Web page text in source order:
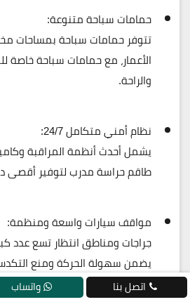
حمامات سباحة متنوعة:
تتوفر حمامات سباحة بمساحات
الأعمار، مع حمامات سباحة خاصة
والراحة.
نظام أمني متكامل 24/7:
يشمل أحدث أنظمة المراقبة
طاقم حراسة مدرب لتوفير أقصى
مواقف سيارات واسعة ومنظمة:
جراجات ومناطق انتظار تسع عدد
يضمنسهولة الحركة ومنع
اتصل بنا واتساب